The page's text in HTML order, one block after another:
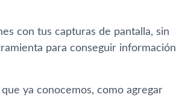
con tus capturas de pantalla, sin
para conseguir información
ya conocemos, como agregar